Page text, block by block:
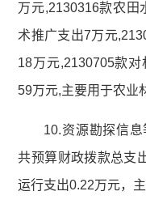
万元,2130316款农田
术推广支出7万元
18万元,2130705款
59万元,主要用于农业
10.资源勘探信
共预算财政拨款总支
运行支出0.22万元，